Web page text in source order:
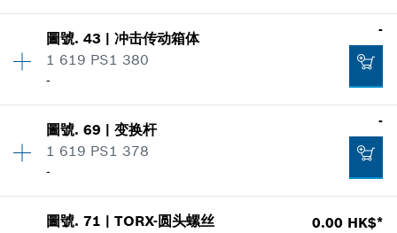
添加到購物籃
-
添加到購物籃
適用機種
顯示在插圖
-
添加到購物籃
價格類組 :-
顯示在插圖
-
圖號.43 |冲击传动箱体
1 619 PS1 380
-
-
價格類組 :-
圖號.69 |变换杆
1 619 PS1 378
-
-
價格類組 -
圖號.71 |TORX-圆头螺丝 0.00 HK$*